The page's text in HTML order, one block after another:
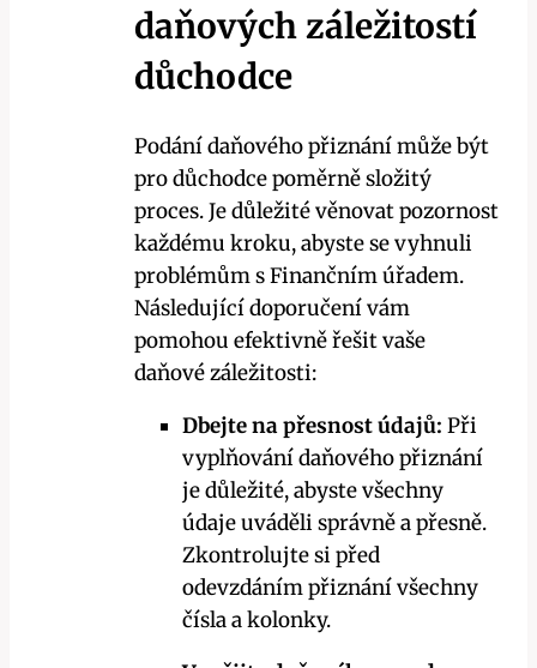
daňových záležitostí
důchodce
Podání daňového přiznání může být
pro důchodce poměrně složitý
proces. Je důležité věnovat pozornost
každému kroku, abyste se vyhnuli
problémům s Finančním úřadem.
Následující doporučení vám
pomohou efektivně řešit vaše
daňové záležitosti:
Dbejte na přesnost údajů: Při
vyplňování daňového přiznání
je důležité, abyste všechny
údaje uváděli správně a přesně.
Zkontrolujte si před
odevzdáním přiznání všechny
čísla a kolonky.